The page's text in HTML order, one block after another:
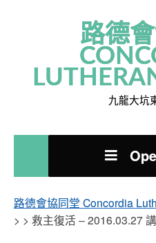
路德
九龍大坑
路德會協同堂 Concordia
> > 救主復活 – 2016.03.27